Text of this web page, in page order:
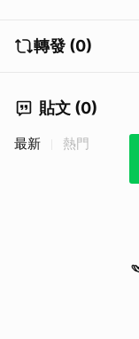
轉發 (0)
貼文 (0)
最新 熱門